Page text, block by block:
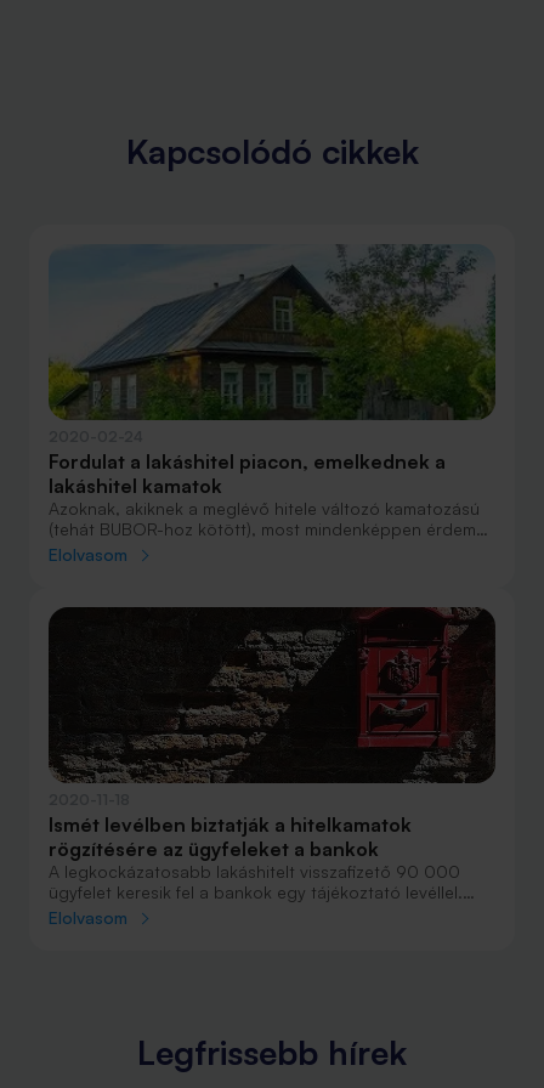
Kapcsolódó cikkek
Fordulat a lakáshitel piacon, emelkednek a
lakáshitel kamatok
Azoknak, akiknek a meglévő hitele változó kamatozású
(tehát BUBOR-hoz kötött), most mindenképpen érdemes
megfontolni a hitelkiváltást. A BUBOR értéke ugyanis a
kamatát jelentősen megnövelheti.
Elolvasom
Ismét levélben biztatják a hitelkamatok
rögzítésére az ügyfeleket a bankok
A legkockázatosabb lakáshitelt visszafizető 90 000
ügyfelet keresik fel a bankok egy tájékoztató levéllel.
Egy szerződésmódosítással fix kamatozásúra válthatók
Elolvasom
Legfrissebb hírek